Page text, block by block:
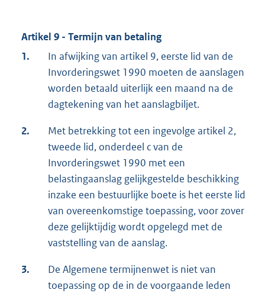
Artikel 9 - Termijn van betaling
1.
In afwijking van artikel 9, eerste lid van de
Invorderingswet 1990 moeten de aanslagen
worden betaald uiterlijk een maand na de
dagtekening van het aanslagbiljet.
2.
Met betrekking tot een ingevolge artikel 2,
tweede lid, onderdeel c van de
Invorderingswet 1990 met een
belastingaanslag gelijkgestelde beschikking
inzake een bestuurlijke boete is het eerste lid
van overeenkomstige toepassing, voor zover
deze gelijktijdig wordt opgelegd met de
vaststelling van de aanslag.
3.
De Algemene termijnenwet is niet van
toepassing op de in de voorgaande leden